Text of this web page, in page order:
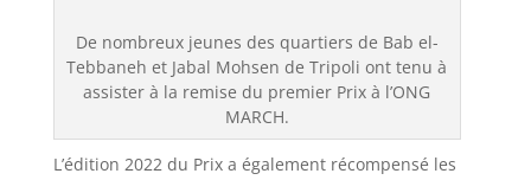
De nombreux jeunes des quartiers de Bab el-
Tebbaneh et Jabal Mohsen de Tripoli ont tenu à
assister à la remise du premier Prix à l’ONG
MARCH.
L’édition 2022 du Prix a également récompensé les